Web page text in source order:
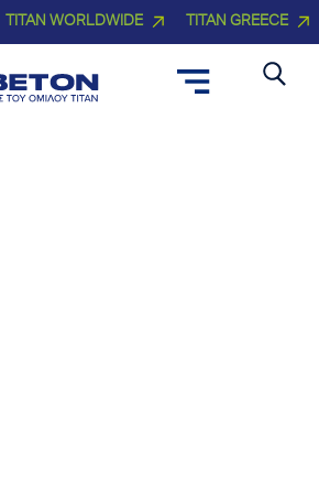
TITAN WORLDWIDE TITAN GREECE